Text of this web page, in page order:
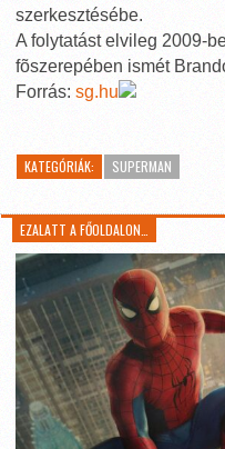
szerkesztésébe.
A folytatást elvileg 2009-
fõszerepében ismét
Forrás: sg.hu
KATEGÓRIÁK: SUPERMAN
EZALATT A FŐOLDALON…